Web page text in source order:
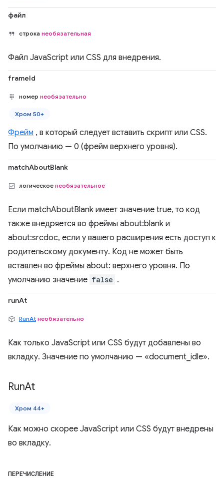
файл
строка необязательная
Файл JavaScript или CSS для внедрения.
frameId
номер необязательно
Хром 50+
Фрейм , в который следует вставить скрипт или CSS.
По умолчанию — 0 (фрейм верхнего уровня).
matchAboutBlank
логическое необязательное
Если matchAboutBlank имеет значение true, то код
также внедряется во фреймы about:blank и
about:srcdoc, если у вашего расширения есть доступ к
родительскому документу. Код не может быть
вставлен во фреймы about: верхнего уровня. По
умолчанию значение false .
runAt
RunAt необязательно
Как только JavaScript или CSS будут добавлены во
вкладку. Значение по умолчанию — «document_idle».
RunAt
Хром 44+
Как можно скорее JavaScript или CSS будут внедрены
во вкладку.
ПЕРЕЧИСЛЕНИЕ